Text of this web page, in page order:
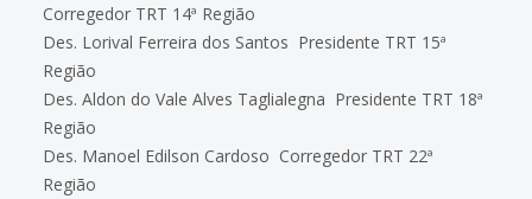
Corregedor TRT 14ª Região
Des. Lorival Ferreira dos Santos  Presidente TRT 15ª
Região
Des. Aldon do Vale Alves Taglialegna  Presidente TRT 18ª
Região
Des. Manoel Edilson Cardoso  Corregedor TRT 22ª
Região